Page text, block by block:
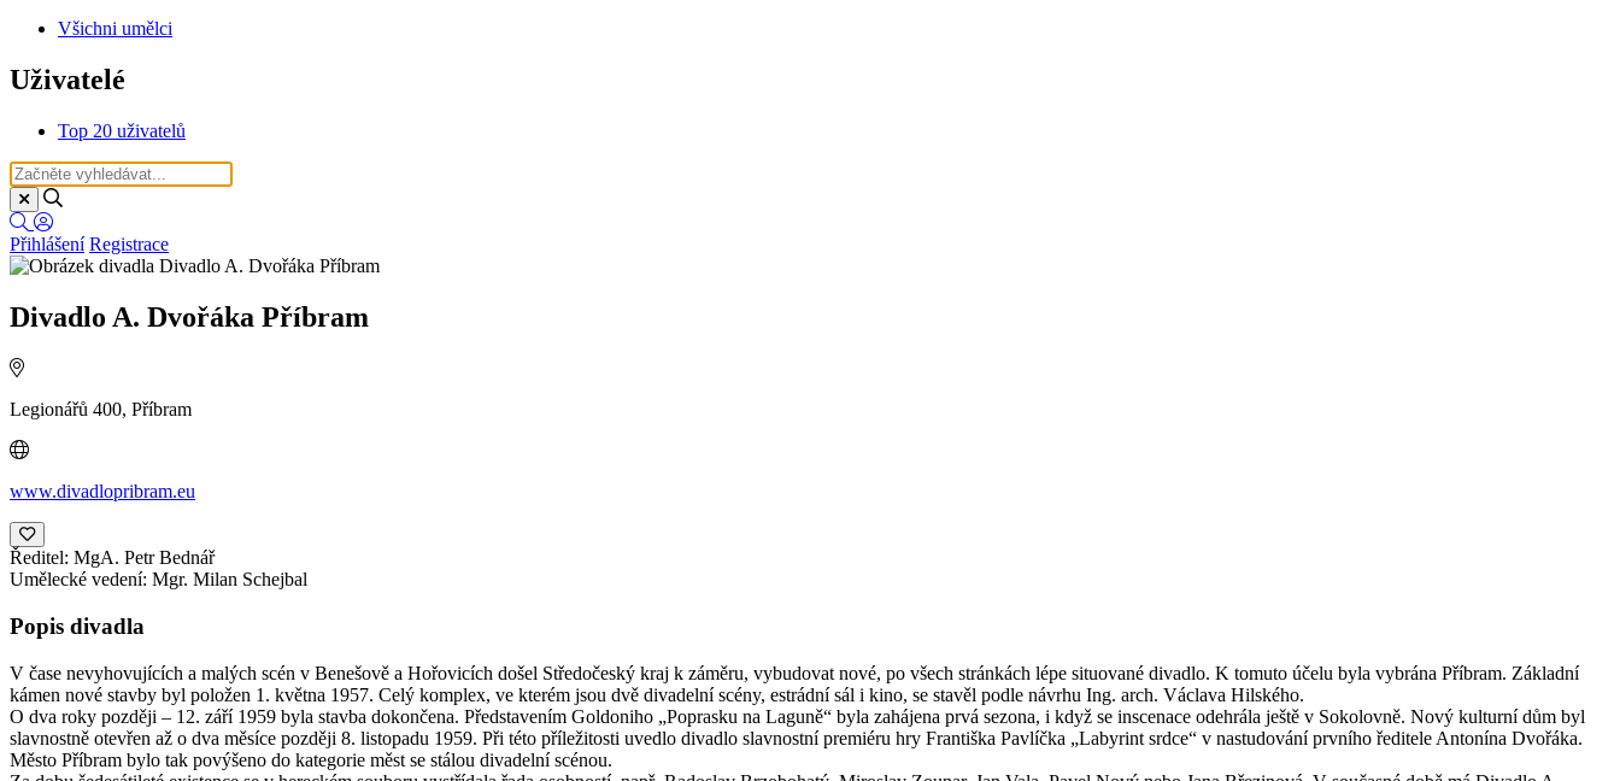
Všichni umělci
Uživatelé
Top 20 uživatelů
Přihlášení Registrace
Divadlo A. Dvořáka Příbram
Legionářů 400, Příbram
www.divadlopribram.eu
Ředitel: MgA. Petr Bednář
Umělecké vedení: Mgr. Milan Schejbal
Popis divadla
V čase nevyhovujících a malých scén v Benešově a Hořovicích došel Středočeský kraj k záměru, vybudovat nové, po všech stránkách lépe situované divadlo. K tomuto účelu byla vybrána Příbram. Základní
kámen nové stavby byl položen 1. května 1957. Celý komplex, ve kterém jsou dvě divadelní scény, estrádní sál i kino, se stavěl podle návrhu Ing. arch. Václava Hilského.
O dva roky později – 12. září 1959 byla stavba dokončena. Představením Goldoniho „Poprasku na Laguně“ byla zahájena prvá sezona, i když se inscenace odehrála ještě v Sokolovně. Nový kulturní dům byl
slavnostně otevřen až o dva měsíce později 8. listopadu 1959. Při této příležitosti uvedlo divadlo slavnostní premiéru hry Františka Pavlíčka „Labyrint srdce“ v nastudování prvního ředitele Antonína Dvořáka.
Město Příbram bylo tak povýšeno do kategorie měst se stálou divadelní scénou.